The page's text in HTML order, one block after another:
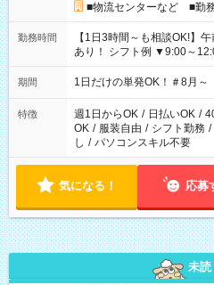
■物流センターなど ■勤
勤務時間
【1日3時間～も相談OK!】
あり！ シフト例 ▼9:00～
▼18:00～21:00
期間 1日だけの単発OK！＃8月
特徴 週1日からOK / 日払いOK /
OK / 服装自由 / シフト勤務 /
し / パソコンスキル不要
気になる！ 応募
未読